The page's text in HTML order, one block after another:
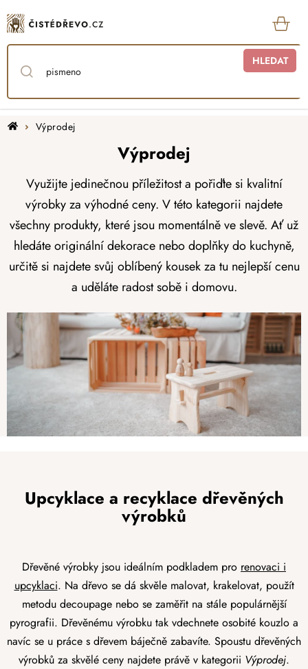
na
obsah
HLEDAT
DomůVýprodej
Výprodej
Využijte jedinečnou příležitost a pořiďte si kvalitní
výrobky za výhodné ceny. V této kategorii najdete
všechny produkty, které jsou momentálně ve slevě. Ať už
hledáte originální dekorace nebo doplňky do kuchyně,
určitě si najdete svůj oblíbený kousek za tu nejlepší cenu
a uděláte radost sobě i domovu.
Upcyklace a recyklace dřevěných
výrobků
Dřevěné výrobky jsou ideálním podkladem pro renovaci i
upcyklaci. Na dřevo se dá skvěle malovat, krakelovat, použít
metodu decoupage nebo se zaměřit na stále populárnější
pyrografii. Dřevěnému výrobku tak vdechnete osobité kouzlo a
navíc se u práce s dřevem báječně zabavíte. Spoustu dřevěných
výrobků za skvělé ceny najdete právě v kategorii Výprodej.